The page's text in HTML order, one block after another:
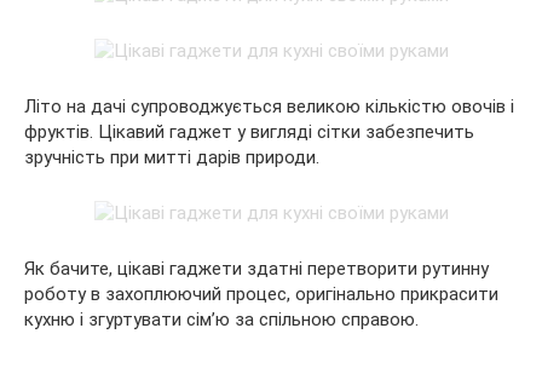
Літо на дачі супроводжується великою кількістю овочів і
фруктів. Цікавий гаджет у вигляді сітки забезпечить
зручність при митті дарів природи.
Як бачите, цікаві гаджети здатні перетворити рутинну
роботу в захоплюючий процес, оригінально прикрасити
кухню і згуртувати сім’ю за спільною справою.